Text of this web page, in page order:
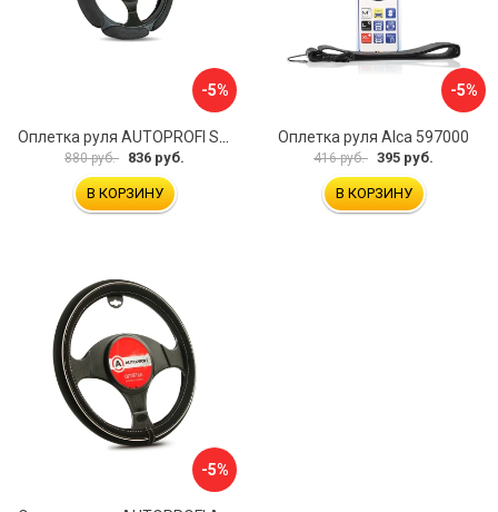
-5%
880 руб. 836 руб.
В КОРЗИНУ
-5%
Оплетка руля Alca 597000
416 руб. 395 руб.
В КОРЗИНУ
-5%